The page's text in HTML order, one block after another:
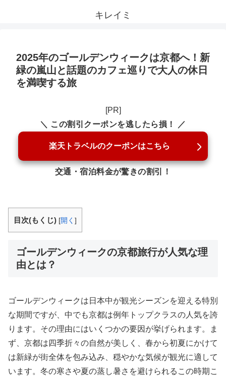
キレイミ
2025年のゴールデンウィークは京都へ！新
緑の嵐山と話題のカフェ巡りで大人の休日
を満喫する旅
[PR]
＼ この割引クーポンを逃したら損！ ／
楽天トラベルのクーポンはこちら
交通・宿泊料金が驚きの割引！
目次(もくじ) [開く ]
ゴールデンウィークの京都旅行が人気な理
由とは？
ゴールデンウィークは日本中が観光シーズンを迎える特別
な期間ですが、中でも京都は例年トップクラスの人気を誇
ります。その理由にはいくつかの要因が挙げられます。ま
ず、京都は四季折々の自然が美しく、春から初夏にかけて
は新緑が街全体を包み込み、穏やかな気候が観光に適して
います。冬の寒さや夏の蒸し暑さを避けられるこの時期こ